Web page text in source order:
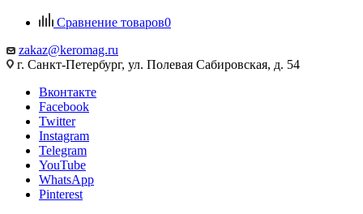
Сравнение товаров0
zakaz@keromag.ru
г. Санкт-Петербург, ул. Полевая Сабировская, д. 54
Вконтакте
Facebook
Twitter
Instagram
Telegram
YouTube
WhatsApp
Pinterest